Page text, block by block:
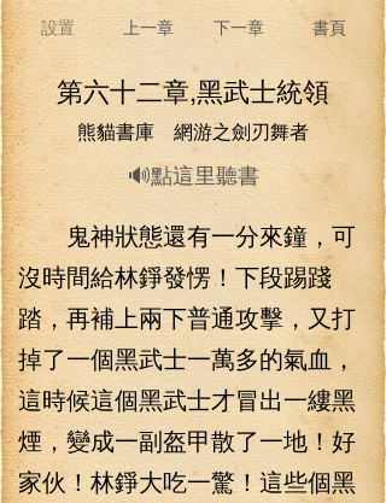
設置 上一章 下一章 書頁
第六十二章,黑武士統領
熊貓書庫 網游之劍刃舞者
🔊點這里聽書
鬼神狀態還有一分來鐘，可
沒時間給林錚發愣！下段踢踐
踏，再補上兩下普通攻擊，又打
掉了一個黑武士一萬多的氣血，
這時候這個黑武士才冒出一縷黑
煙，變成一副盔甲散了一地！好
家伙！林錚大吃一驚！這些個黑